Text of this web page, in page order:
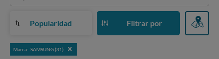
Popularidad Filtrar por
Marca: SAMSUNG (31)